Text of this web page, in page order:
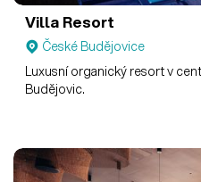
Villa Resort
České Budějovice
Luxusní organický resort v
Budějovic.